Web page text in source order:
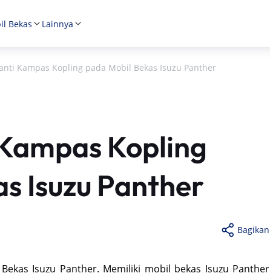
Bekas Lainnya
Kampas Kopling pada Mobil Bekas Isuzu Panther
Kopling
Isuzu Panther
Bagikan
Isuzu Panther. Memiliki mobil bekas Isuzu Panther